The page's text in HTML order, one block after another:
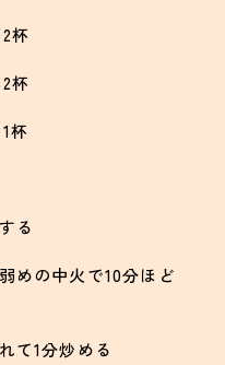
る
めの中火で10分ほど
て1分炒める